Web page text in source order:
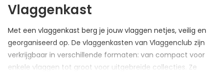
Vlaggenkast
Met een vlaggenkast berg je jouw vlaggen netjes, veilig en
georganiseerd op. De vlaggenkasten van Vlaggenclub zijn
verkrijgbaar in verschillende formaten: van compact voor
enkele vlaggen tot groot voor uitgebreide collecties. Ze